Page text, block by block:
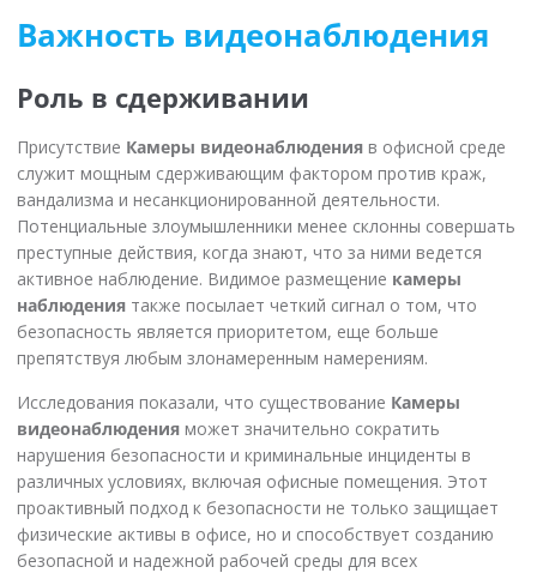
Важность видеонаблюдения
Роль в сдерживании
Присутствие Камеры видеонаблюдения в офисной среде
служит мощным сдерживающим фактором против краж,
вандализма и несанкционированной деятельности.
Потенциальные злоумышленники менее склонны совершать
преступные действия, когда знают, что за ними ведется
активное наблюдение. Видимое размещение камеры
наблюдения также посылает четкий сигнал о том, что
безопасность является приоритетом, еще больше
препятствуя любым злонамеренным намерениям.
Исследования показали, что существование Камеры
видеонаблюдения может значительно сократить
нарушения безопасности и криминальные инциденты в
различных условиях, включая офисные помещения. Этот
проактивный подход к безопасности не только защищает
физические активы в офисе, но и способствует созданию
безопасной и надежной рабочей среды для всех